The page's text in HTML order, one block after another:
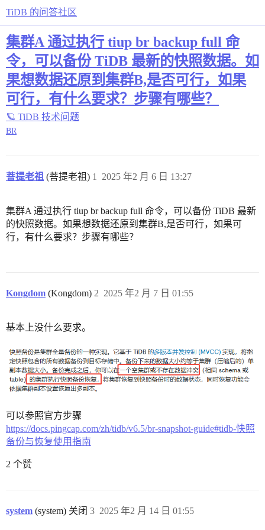
TiDB 的问答社区
集群A 通过执行 tiup br backup full 命
令，可以备份 TiDB 最新的快照数据。如
果想数据还原到集群B,是否可行，如果
可行，有什么要求？步骤有哪些？
🪐 TiDB 技术问题
BR
菩提老祖 (菩提老祖) 2025 年2 月 6 日 13:27
1
集群A 通过执行 tiup br backup full 命令，可以备份 TiDB 最新
的快照数据。如果想数据还原到集群B,是否可行，如果可
行，有什么要求？步骤有哪些？
Kongdom (Kongdom) 2025 年2 月 7 日 01:55
2
基本上没什么要求。
可以参照官方步骤
https://docs.pingcap.com/zh/tidb/v6.5/br-snapshot-guide#tidb-快照
备份与恢复使用指南
2 个赞
system (system) 关闭 2025 年2 月 14 日 01:55
3